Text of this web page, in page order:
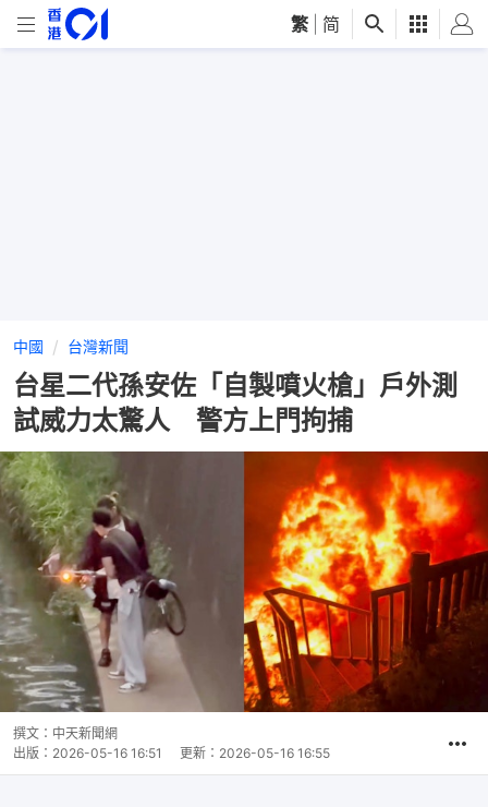
繁 简
中國 台灣新聞
台星二代孫安佐「自製噴火槍」戶外測
試威力太驚人 警方上門拘捕
撰文： 中天新聞網
出版： 2026-05-16 16:51 更新： 2026-05-16 16:55